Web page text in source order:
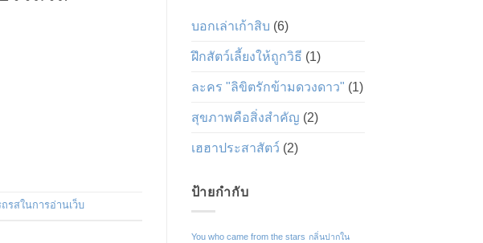
ถรสในการอ่านเว็บ
บอกเล่าเก้าสิบ (6)
ฝึกสัตว์เลี้ยงให้ถูกวิธี (1)
ละคร "ลิขิตรักข้ามดวงดาว" (1)
สุขภาพคือสิ่งสำคัญ (2)
เฮฮาประสาสัตว์ (2)
ป้ายกำกับ
You who came from the stars กลิ่นปากใน